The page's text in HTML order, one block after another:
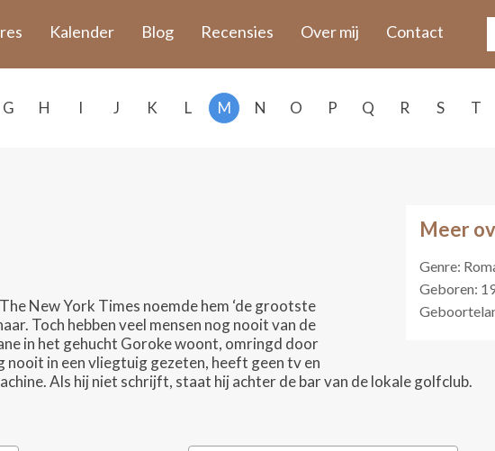
Kalender Blog Recensies Over mij Contact
G H I J K L M N O P Q R S T
Meer
Genre:
Geboren:
New York Times noemde hem ‘de grootste
Toch hebben veel mensen nog nooit van de
in het gehucht Goroke woont, omringd door
in een vliegtuig gezeten, heeft geen tv en
Als hij niet schrijft, staat hij achter de bar van de lokale golfclub.